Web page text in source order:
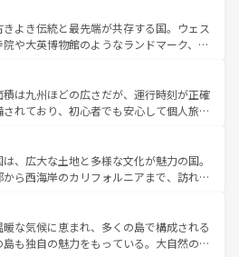
の発祥地であるランス、プロヴァンスの
ー畑など、多彩な楽しみ方が可能だ。さ
の地域にも魅力が溢れており、どの街角に
ぶとそれぞれで全く異なる文化を体験で
だろう。 なお、新着のフランス情報はコンテンツ一覧
。
、どこを歩いても飽きることがない。ベ
気、バイエルン州のアルプスの絶景、そ
いのワイン畑といった風景は必見。ビール
ぜひ体験してほしい。 なお、新着の
ンテンツ一覧を参照してほしい。
よき伝統と最先端が共存する国。ウェス
院や大英博物館のようなランドマーク、歴
魅力がある。また、優雅なアフタヌーン
好きにはたまらない英国パブ、サッカー観
らこそできる体験も豊富。イギリスを旅
てほしい。
積は九州ほどの広さだが、運行時刻が正確
れており、初心者でも安心して個人旅行
残る町や、スイスならではのユニークな
ルプス観光だけでなく町歩きも満喫する
民の所得が高いため物価も高いが、旅行
観光を楽しむこともできる。 なお、新
はコンテンツ一覧 を参照してほしい。
、広大な土地と多様な文化が魅力の国。
ら西海岸のカリフォルニアまで、訪れる
は、観光、ショッピング、エンターテイ
た刺激的なスポットだ。一方、アメリカ
が広がり、グランドキャニオンやイエロー
な気候に恵まれ、多くの島で構成される
も独自の魅力をもっている。大自然の神